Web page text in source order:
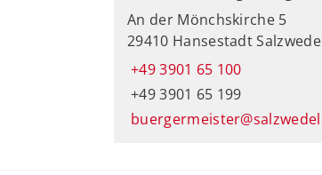
An der Mönchskirche 5
29410 Hansestadt
+49 3901 65 100
+49 3901 65 199